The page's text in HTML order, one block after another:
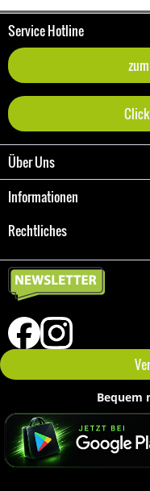
Service Hotline
Über Uns
Informationen
Rechtliches
Bequem